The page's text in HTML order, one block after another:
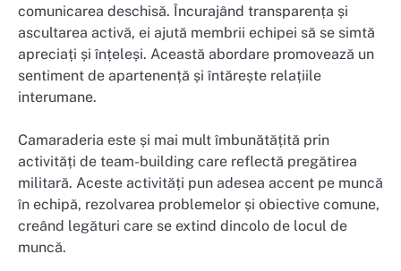
comunicarea deschisă. Încurajând transparența și
ascultarea activă, ei ajută membrii echipei să se simtă
apreciați și înțeleși. Această abordare promovează un
sentiment de apartenență și întărește relațiile
interumane.
Camaraderia este și mai mult îmbunătățită prin
activități de team-building care reflectă pregătirea
militară. Aceste activități pun adesea accent pe muncă
în echipă, rezolvarea problemelor și obiective comune,
creând legături care se extind dincolo de locul de
muncă.